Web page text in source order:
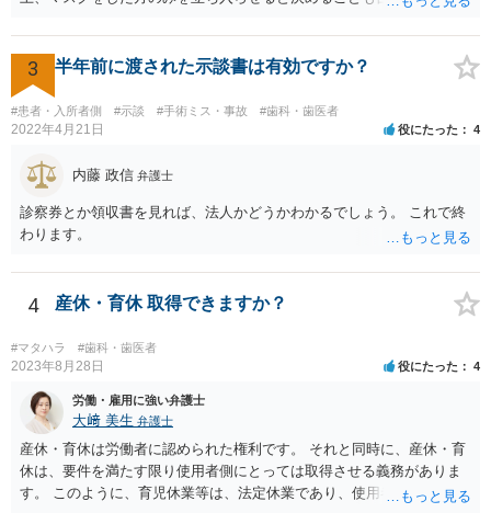
など公益的な側面のある業種ですと、公衆浴場法など各種業法で定め
られた理由以外での利用拒否は禁止されていますし、公の施設でもマ
スクなしだけでの利用拒否は問題となりえますが、民間のお店に対し
ては慰謝料の請求は認められないと考えられます。
3 半年前に渡された示談書は有効ですか？
#患者・入所者側 #示談 #手術ミス・事故 #歯科・歯医者
2022年4月21日 役にたった 4
内藤 政信 弁護士
診察券とか領収書を見れば、法人かどうかわかるでしょう。 これで終
わります。
4 産休・育休 取得できますか？
#マタハラ #歯科・歯医者
2023年8月28日 役にたった 4
労働・雇用に強い弁護士
大﨑 美生 弁護士
産休・育休は労働者に認められた権利です。 それと同時に、産休・育
休は、要件を満たす限り使用者側にとっては取得させる義務がありま
す。 このように、育児休業等は、法定休業であり、使用者側で任意に